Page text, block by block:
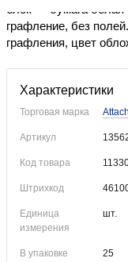
блок — бумага белая
графление, без
графления, цвет
Характеристики
Торговая марка
Артикул
Код товара
Штрихкод
Единица
измерения
шт.
В упаковке 25